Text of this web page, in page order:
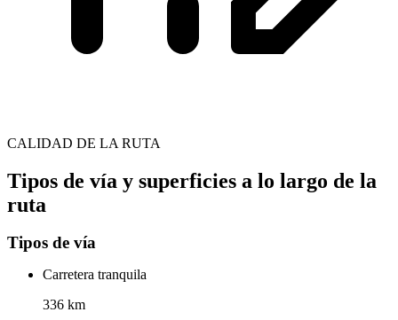
CALIDAD DE LA RUTA
Tipos de vía y superficies a lo largo de la
ruta
Tipos de vía
Carretera tranquila
336 km